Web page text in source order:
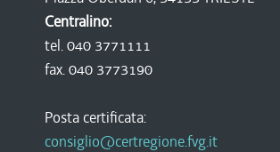
Centralino:
tel. 040 3771111
fax. 040 3773190
Posta certificata:
consiglio@certregione.fvg.it